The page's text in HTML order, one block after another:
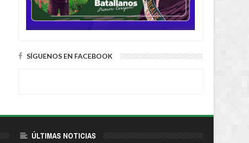
SÍGUENOS EN FACEBOOK
ÚLTIMAS NOTICIAS